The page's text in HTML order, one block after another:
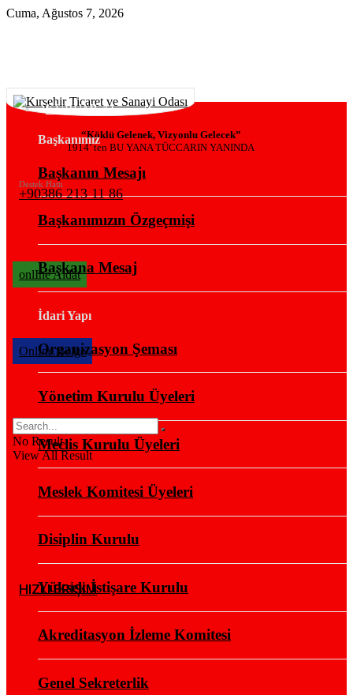
Cuma, Ağustos 7, 2026
“Köklü Gelenek, Vizyonlu Gelecek”
1914’ ten BU YANA TÜCCARIN YANINDA
Destek Hattı
+90386 213 11 86
onlIne Aidat
OnlIne Belge
No Result
View All Result
HIZLI ERİŞİM
KURUMSAL
Başkanımız
Başkanın Mesajı
Başkanımızın Özgeçmişi
Başkana Mesaj
İdari Yapı
Organizasyon Şeması
Yönetim Kurulu Üyeleri
Meclis Kurulu Üyeleri
Meslek Komitesi Üyeleri
Disiplin Kurulu
Yüksek İstişare Kurulu
Akreditasyon İzleme Komitesi
Genel Sekreterlik